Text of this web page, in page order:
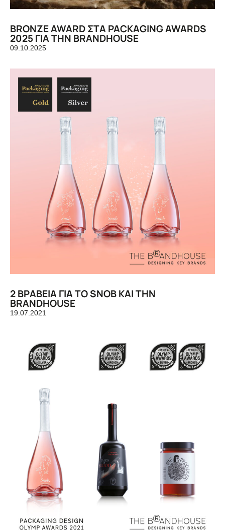
BRONZE AWARD ΣΤΑ PACKAGING AWARDS
2025 ΓΙΑ ΤΗΝ BRANDHOUSE
09.10.2025
2 ΒΡΑΒΕΙΑ ΓΙΑ ΤΟ SNOB KAI THN
BRANDHOUSE
19.07.2021